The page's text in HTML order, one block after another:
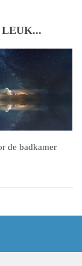
de badkamer